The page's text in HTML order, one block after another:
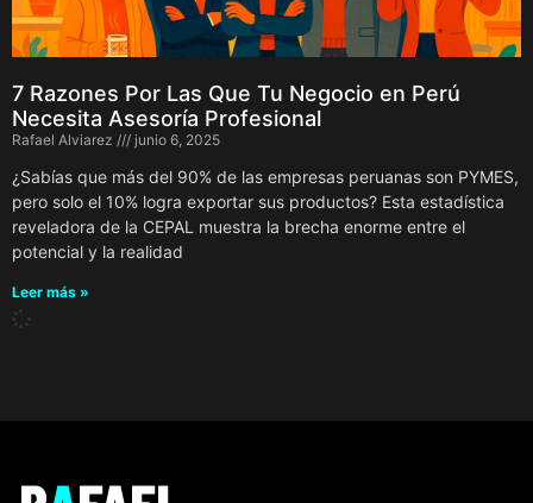
7 Razones Por Las Que Tu Negocio en Perú
Necesita Asesoría Profesional
Rafael Alviarez junio 6, 2025
¿Sabías que más del 90% de las empresas peruanas son PYMES,
pero solo el 10% logra exportar sus productos? Esta estadística
reveladora de la CEPAL muestra la brecha enorme entre el
potencial y la realidad
Leer más »